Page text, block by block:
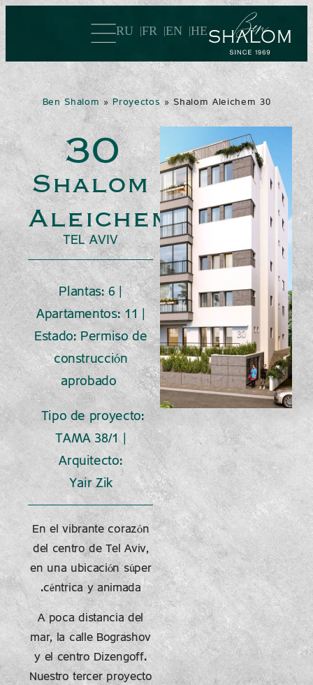
RU FR EN HE
Ben Shalom »Proyectos»Shalom Aleichem 30
30
Shalom
Aleichem
TEL AVIV
Plantas: 6 |
Apartamentos: 11 |
Estado: Permiso de
construcción
aprobado
Tipo de proyecto:
TAMA 38/1 |
Arquitecto:
Yair Zik
En el vibrante corazón
del centro de Tel Aviv,
en una ubicación súper
céntrica y animada.
A poca distancia del
mar, la calle Bograshov
y el centro Dizengoff.
Nuestro tercer proyecto